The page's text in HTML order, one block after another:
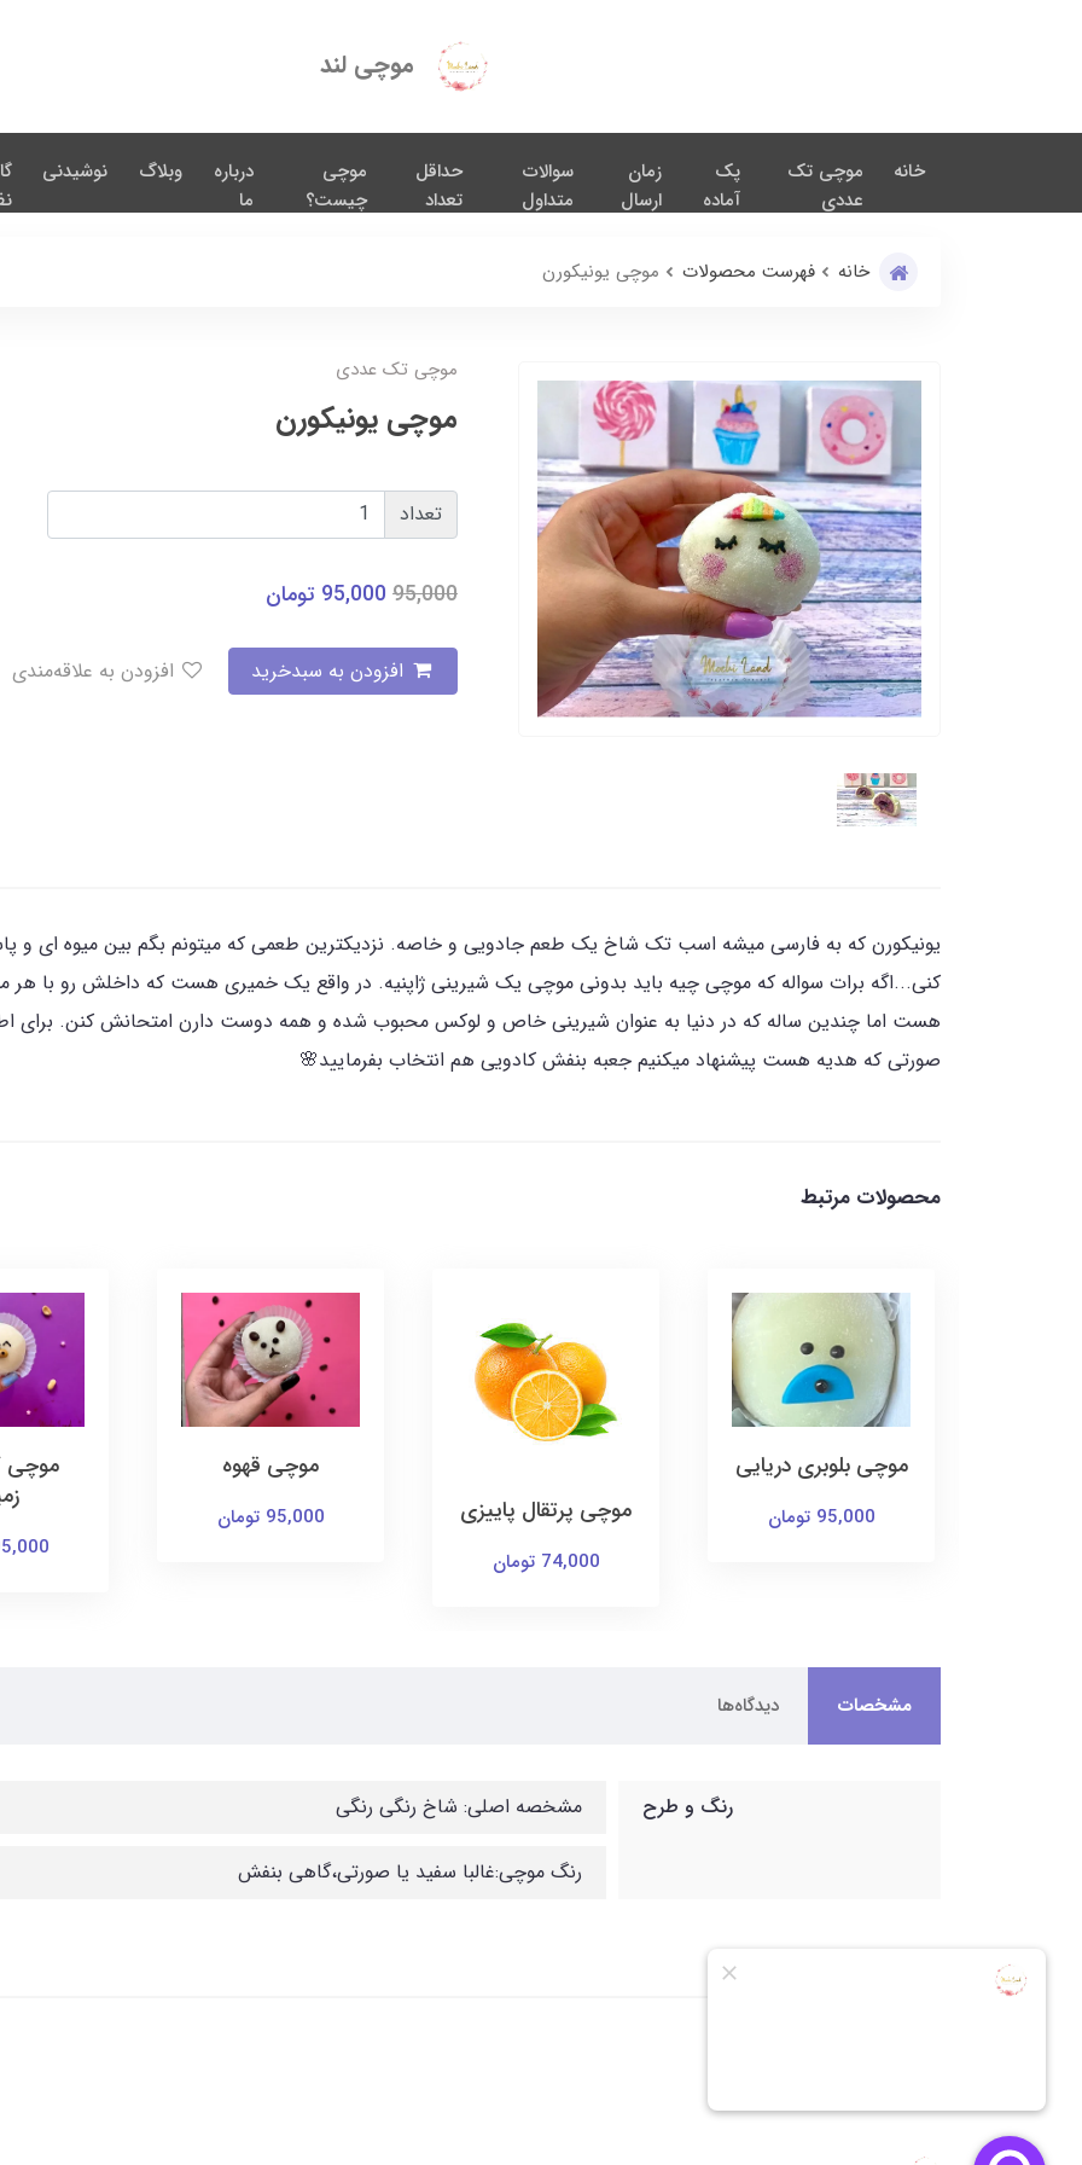
موچی لند
خانه
موچی تک
عددی
پک
آماده
زمان
ارسال
سوالات
متداول
حداقل
تعداد
موچی
چیست؟
درباره
ما
وبلاگ نوشیدنی
خانه فهرست محصولات موچی یونیکورن
موچی تک عددی
موچی یونیکورن
تعداد
95,000
95,000 تومان
یونیکورن که به فارسی میشه اسب تک شاخ یک طعم جادویی و خاصه. نزدیکترین طعمی که میتونم بگم بین میوه ای و
کنی...اگه برات سواله که موچی چیه باید بدونی موچی یک شیرینی ژاپنیه. در واقع یک خمیری هست که داخلش رو با هر
هست اما چندین ساله که در دنیا به عنوان شیرینی خاص و لوکس محبوب شده و همه دوست دارن امتحانش کنن. برای
صورتی که هدیه هست پیشنهاد میکنیم جعبه بنفش کادویی هم انتخاب بفرمایید🌸
محصولات مرتبط
موچی بلوبری دریایی
95,000 تومان موچی پرتقال پاییزی
74,000 تومان
موچی قهوه
95,000 تومان
موچی
95,000
مشخصات دیدگاه‌ها
رنگ و طرح مشخصه اصلی: شاخ رنگی رنگی
رنگ موچی:غالبا سفید یا صورتی،گاهی بنفش